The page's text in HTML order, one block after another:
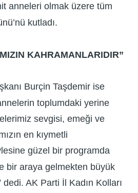
anneleri olmak üzere tüm
kutladı.
KAHRAMANLARIDIR”
Burçin Taşdemir ise
toplumdaki yerine
sevgisi, emeği ve
en kıymetli
güzel bir programda
bir araya gelmekten büyük
AK Parti İl Kadın Kolları